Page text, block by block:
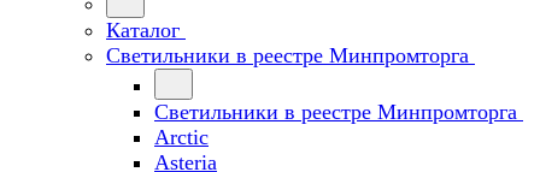
Каталог
Светильники в реестре Минпромторга
Светильники в реестре Минпромторга
Arctic
Asteria